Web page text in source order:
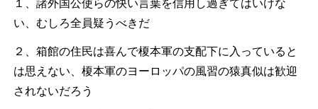
１、諸外国公使らの快い言葉を信用し過ぎてはいけな
い、むしろ全員疑うべきだ
２、箱館の住民は喜んで榎本軍の支配下に入っていると
は思えない、榎本軍のヨーロッパの風習の猿真似は歓迎
されないだろう